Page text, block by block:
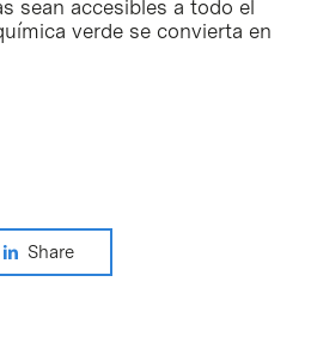
sean accesibles a todo el
verde se convierta en
Share